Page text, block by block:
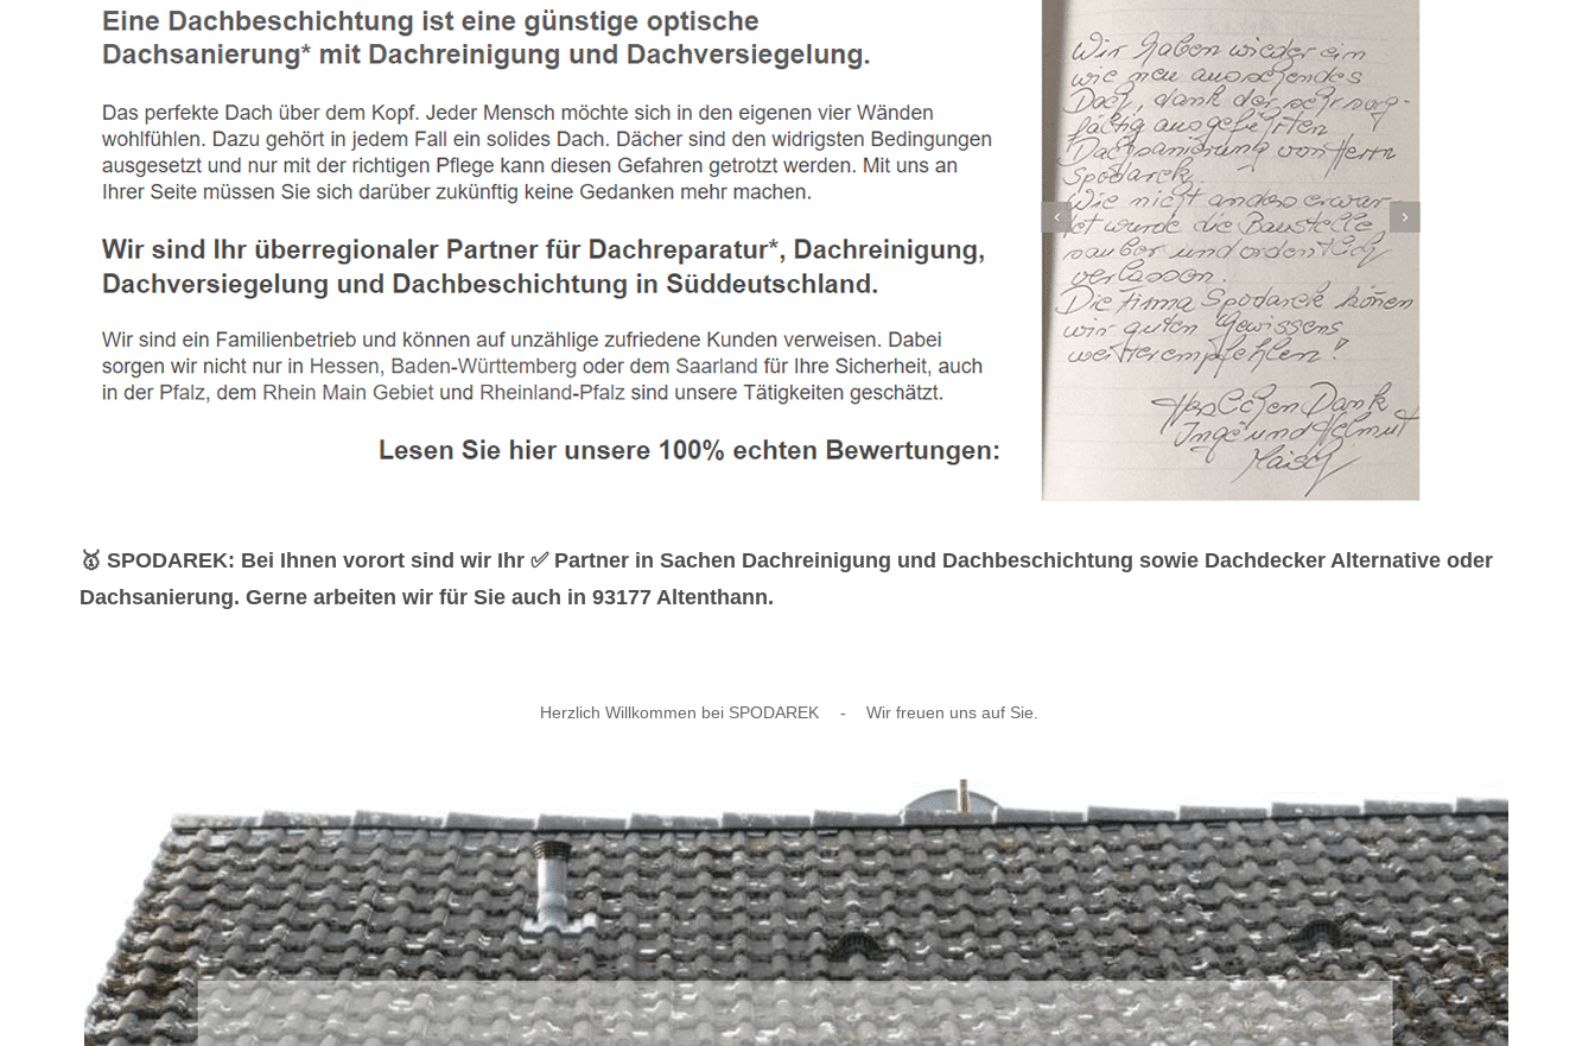
🥇 SPODAREK: Bei Ihnen vorort sind wir Ihr ✅ Partner in Sachen Dachreinigung und Dachbeschichtung sowie Dachdecker Alternative oder
Dachsanierung. Gerne arbeiten wir für Sie auch in 93177 Altenthann.
Herzlich Willkommen bei SPODAREK - Wir freuen uns auf Sie.